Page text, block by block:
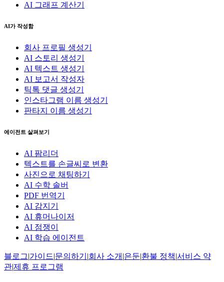
AI 그래프 계산기
AI가 작성함
회사 프로필 생성기
AI 스토리 생성기
AI 텍스트 생성기
AI 보고서 작성자
틱톡 댓글 생성기
인스타그램 이름 생성기
판타지 이름 생성기
에이전트 살펴보기
AI 팜리더
텍스트를 손글씨로 변환
사진으로 채팅하기
AI 수학 솔버
PDF 번역기
AI 감지기
AI 휴머나이저
AI 점쟁이
AI 학습 에이전트
블로그|가이드|문의하기 |회사 소개 |은둔|환불 정책|서비스 약
관|제휴 프로그램